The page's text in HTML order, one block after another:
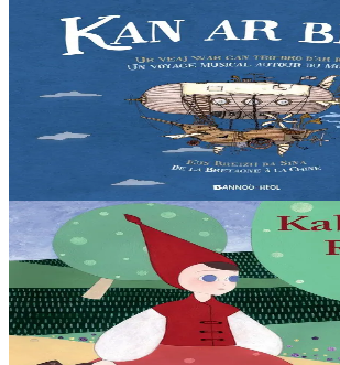
Bannoù-heol
Kan ar Bed - Levr-CD
Emañ Liza o chom e Menez Are, e kalon
plac'h yaouank mont da zizoleiñ ar bed. Ur
trizek pezh sonerezh eus...
3 bloaz hag ouzhpenn
TES
Kabellig Ruz
Ar gontadenn hengounel tennet diwar an
Al Liamm e 1957. Teir enrolladenn a gaver war
: 1. Kontet gant Mona...